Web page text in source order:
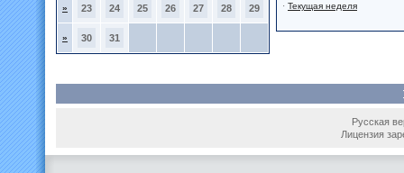
» 23 24 25 26 27 28 29
» 30 31
· Текущая неделя
Русская
Лицензия